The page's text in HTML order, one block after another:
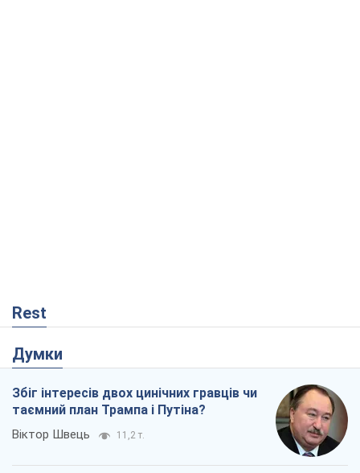
Rest
Думки
Збіг інтересів двох цинічних гравців чи
таємний план Трампа і Путіна?
Віктор Швець 11,2 т.